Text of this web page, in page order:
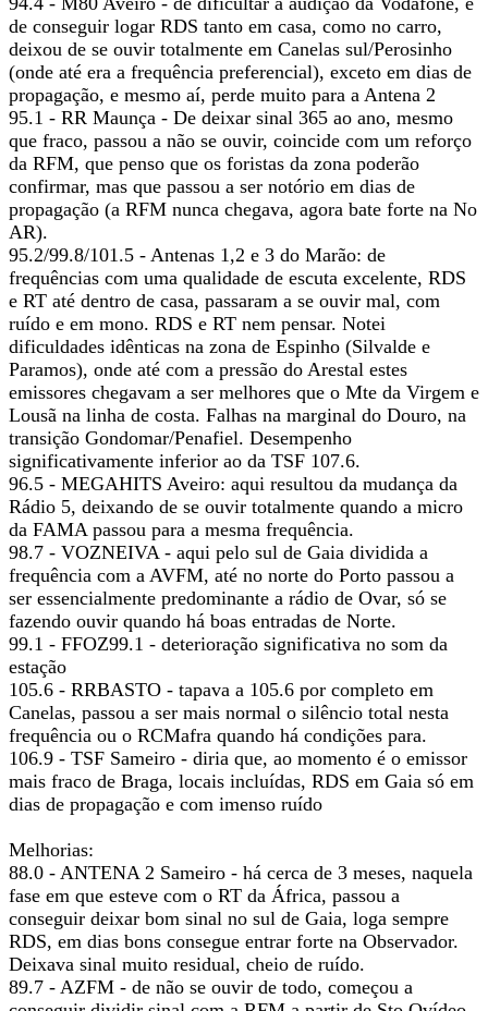
de conseguir logar RDS tanto em casa, como no carro,
deixou de se ouvir totalmente em Canelas sul/Perosinho
(onde até era a frequência preferencial), exceto em dias de
propagação, e mesmo aí, perde muito para a Antena 2
95.1 - RR Maunça - De deixar sinal 365 ao ano, mesmo
que fraco, passou a não se ouvir, coincide com um reforço
da RFM, que penso que os foristas da zona poderão
confirmar, mas que passou a ser notório em dias de
propagação (a RFM nunca chegava, agora bate forte na No
AR).
95.2/99.8/101.5 - Antenas 1,2 e 3 do Marão: de
frequências com uma qualidade de escuta excelente, RDS
e RT até dentro de casa, passaram a se ouvir mal, com
ruído e em mono. RDS e RT nem pensar. Notei
dificuldades idênticas na zona de Espinho (Silvalde e
Paramos), onde até com a pressão do Arestal estes
emissores chegavam a ser melhores que o Mte da Virgem e
Lousã na linha de costa. Falhas na marginal do Douro, na
transição Gondomar/Penafiel. Desempenho
significativamente inferior ao da TSF 107.6.
96.5 - MEGAHITS Aveiro: aqui resultou da mudança da
Rádio 5, deixando de se ouvir totalmente quando a micro
da FAMA passou para a mesma frequência.
98.7 - VOZNEIVA - aqui pelo sul de Gaia dividida a
frequência com a AVFM, até no norte do Porto passou a
ser essencialmente predominante a rádio de Ovar, só se
fazendo ouvir quando há boas entradas de Norte.
99.1 - FFOZ99.1 - deterioração significativa no som da
estação
105.6 - RRBASTO - tapava a 105.6 por completo em
Canelas, passou a ser mais normal o silêncio total nesta
frequência ou o RCMafra quando há condições para.
106.9 - TSF Sameiro - diria que, ao momento é o emissor
mais fraco de Braga, locais incluídas, RDS em Gaia só em
dias de propagação e com imenso ruído
Melhorias:
88.0 - ANTENA 2 Sameiro - há cerca de 3 meses, naquela
fase em que esteve com o RT da África, passou a
conseguir deixar bom sinal no sul de Gaia, loga sempre
RDS, em dias bons consegue entrar forte na Observador.
Deixava sinal muito residual, cheio de ruído.
89.7 - AZFM - de não se ouvir de todo, começou a